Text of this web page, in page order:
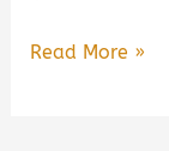
KVS
Read More »